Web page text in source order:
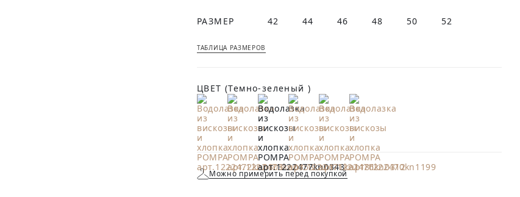
РАЗМЕР 42 44 46 48 50 52
ТАБЛИЦА РАЗМЕРОВ
ЦВЕТ (Темно-зеленый )
Можно примерить перед покупкой